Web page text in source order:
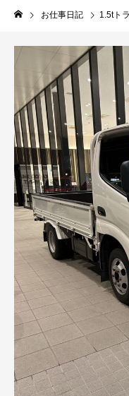
お仕事日記 1.5tト